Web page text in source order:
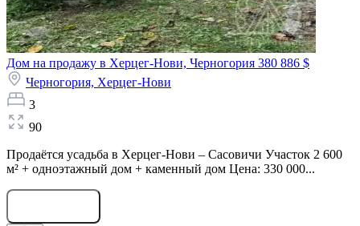
Дом на продажу в Херцег-Нови, Черногория 380 886 $
Черногория, Херцег-Нови
3
90
Продаётся усадьба в Херцег-Нови – Сасовичи Участок 2 600
м² + одноэтажный дом + каменный дом Цена: 330 000...